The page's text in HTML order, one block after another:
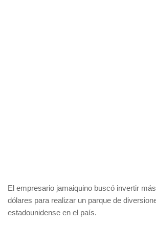
El empresario jamaiquino buscó invertir
dólares para realizar un parque de
estadounidense en el país.